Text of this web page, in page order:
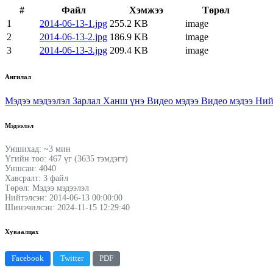
# Файл Хэмжээ
Төрөл
1
2014-06-13-1.jpg 255.2 KB
image
2
2014-06-13-2.jpg 186.9 KB
image
3
2014-06-13-3.jpg 209.4 KB image
Ангилал
Мэдээ мэдээлэл Зарлал Ханш үнэ Видео мэдээ Видео мэдээ
Мэдээлэл
Уншихад: ~3 мин
Үгийн тоо: 467 үг (3635 тэмдэгт)
Уншсан: 4040
Хавсралт: 3 файл
Төрөл: Мэдээ мэдээлэл
Нийтэлсэн: 2014-06-13 00:00:00
Шинэчилсэн: 2024-11-15 12:29:40
Хуваалцах
Facebook Twitter PDF